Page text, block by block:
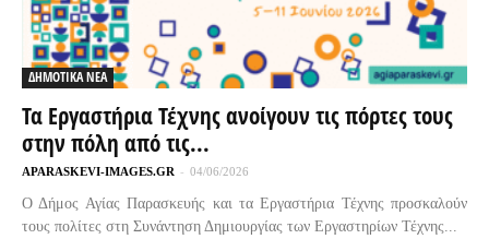
ΔΗΜΟΤΙΚΑ ΝΕΑ
Τα Εργαστήρια Τέχνης ανοίγουν τις πόρτες τους
στην πόλη από τις...
APARASKEVI-IMAGES.GR - 04/06/2026
Ο Δήμος Αγίας Παρασκευής και τα Εργαστήρια Τέχνης προσκαλούν
τους πολίτες στη Συνάντηση Δημιουργίας των Εργαστηρίων Τέχνης...